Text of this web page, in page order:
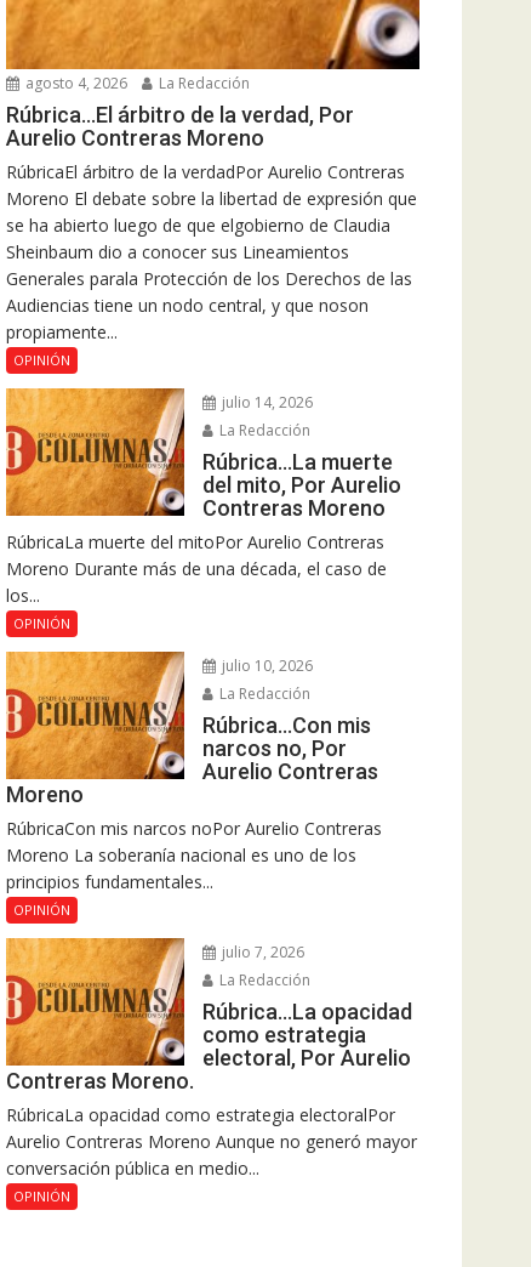
agosto 4, 2026 La Redacción
Rúbrica…El árbitro de la verdad, Por
Aurelio Contreras Moreno
RúbricaEl árbitro de la verdadPor Aurelio Contreras
Moreno El debate sobre la libertad de expresión que
se ha abierto luego de que elgobierno de Claudia
Sheinbaum dio a conocer sus Lineamientos
Generales parala Protección de los Derechos de las
Audiencias tiene un nodo central, y que noson
propiamente...
OPINIÓN
julio 14, 2026
La Redacción
Rúbrica…La muerte
del mito, Por Aurelio
Contreras Moreno
RúbricaLa muerte del mitoPor Aurelio Contreras
Moreno Durante más de una década, el caso de
los...
OPINIÓN
julio 10, 2026
La Redacción
Rúbrica…Con mis
narcos no, Por
Aurelio Contreras
Moreno
RúbricaCon mis narcos noPor Aurelio Contreras
Moreno La soberanía nacional es uno de los
principios fundamentales...
OPINIÓN
julio 7, 2026
La Redacción
Rúbrica…La opacidad
como estrategia
electoral, Por Aurelio
Contreras Moreno.
RúbricaLa opacidad como estrategia electoralPor
Aurelio Contreras Moreno Aunque no generó mayor
conversación pública en medio...
OPINIÓN